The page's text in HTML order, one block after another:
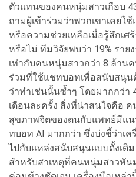
ตัวแทนของคนหนุ่มสาวเกือบ
ถามผู้เข้าร่วมว่าพวกเขาเคยใ
หรือความช่วยเหลือเมื่อรู้สึกเศ
หรือไม่ ทีมวิจัยพบว่า 19% ราย
เท่ากับคนหนุ่มสาวกว่า 8 ล้าน
ร่วมที่ใช้แชทบอทเพื่อสนับสนุ
ว่าทำเช่นนั้นซ้ำๆ โดยมากกว่า
เดือนละครั้ง สิ่งที่น่าสนใจคือ ค
สุขภาพจิตของตนกับแพทย์มีแน
ทบอท AI มากกว่า ซึ่งบ่งชี้ว่าเ
ไปกับแหล่งสนับสนุนแบบดั้งเดิม
สำหรับสาเหตุที่คนหนุ่มสาวหั